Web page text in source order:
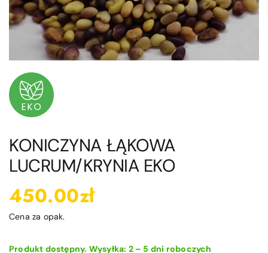
Blog
Kontakt
Moje konto
Koszyk
KONICZYNA ŁĄKOWA
LUCRUM/KRYNIA EKO
450.00zł
Cena za opak.
Produkt dostępny. Wysyłka: 2 – 5 dni roboczych